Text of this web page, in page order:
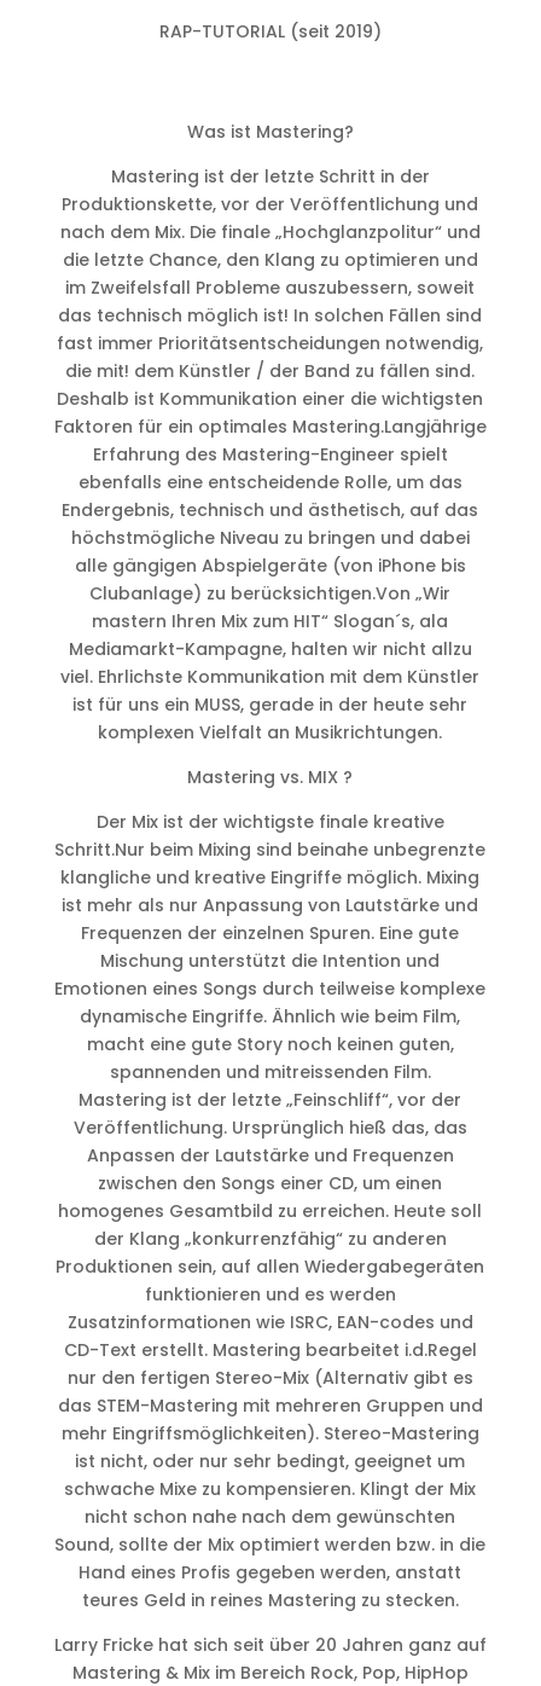
RAP-TUTORIAL (seit 2019)
Was ist Mastering?
Mastering ist der letzte Schritt in der
Produktionskette, vor der Veröffentlichung und
nach dem Mix. Die finale „Hochglanzpolitur“ und
die letzte Chance, den Klang zu optimieren und
im Zweifelsfall Probleme auszubessern, soweit
das technisch möglich ist! In solchen Fällen sind
fast immer Prioritätsentscheidungen notwendig,
die mit! dem Künstler / der Band zu fällen sind.
Deshalb ist Kommunikation einer die wichtigsten
Faktoren für ein optimales Mastering.Langjährige
Erfahrung des Mastering-Engineer spielt
ebenfalls eine entscheidende Rolle, um das
Endergebnis, technisch und ästhetisch, auf das
höchstmögliche Niveau zu bringen und dabei
alle gängigen Abspielgeräte (von iPhone bis
Clubanlage) zu berücksichtigen.Von „Wir
mastern Ihren Mix zum HIT“ Slogan´s, ala
Mediamarkt-Kampagne, halten wir nicht allzu
viel. Ehrlichste Kommunikation mit dem Künstler
ist für uns ein MUSS, gerade in der heute sehr
komplexen Vielfalt an Musikrichtungen.
Mastering vs. MIX ?
Der Mix ist der wichtigste finale kreative
Schritt.Nur beim Mixing sind beinahe unbegrenzte
klangliche und kreative Eingriffe möglich. Mixing
ist mehr als nur Anpassung von Lautstärke und
Frequenzen der einzelnen Spuren. Eine gute
Mischung unterstützt die Intention und
Emotionen eines Songs durch teilweise komplexe
dynamische Eingriffe. Ähnlich wie beim Film,
macht eine gute Story noch keinen guten,
spannenden und mitreissenden Film.
Mastering ist der letzte „Feinschliff“, vor der
Veröffentlichung. Ursprünglich hieß das, das
Anpassen der Lautstärke und Frequenzen
zwischen den Songs einer CD, um einen
homogenes Gesamtbild zu erreichen. Heute soll
der Klang „konkurrenzfähig“ zu anderen
Produktionen sein, auf allen Wiedergabegeräten
funktionieren und es werden
Zusatzinformationen wie ISRC, EAN-codes und
CD-Text erstellt. Mastering bearbeitet i.d.Regel
nur den fertigen Stereo-Mix (Alternativ gibt es
das STEM-Mastering mit mehreren Gruppen und
mehr Eingriffsmöglichkeiten). Stereo-Mastering
ist nicht, oder nur sehr bedingt, geeignet um
schwache Mixe zu kompensieren. Klingt der Mix
nicht schon nahe nach dem gewünschten
Sound, sollte der Mix optimiert werden bzw. in die
Hand eines Profis gegeben werden, anstatt
teures Geld in reines Mastering zu stecken.
Larry Fricke hat sich seit über 20 Jahren ganz auf
Mastering & Mix im Bereich Rock, Pop, HipHop